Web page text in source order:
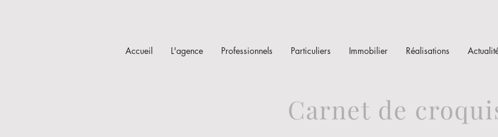
Accueil L'agence Professionnels Particuliers Immobilier Réalisations
Carnet de